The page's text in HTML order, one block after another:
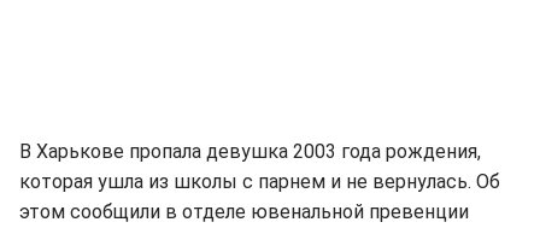
В Харькове пропала девушка 2003 года рождения,
которая ушла из школы с парнем и не вернулась. Об
этом сообщили в отделе ювенальной превенции